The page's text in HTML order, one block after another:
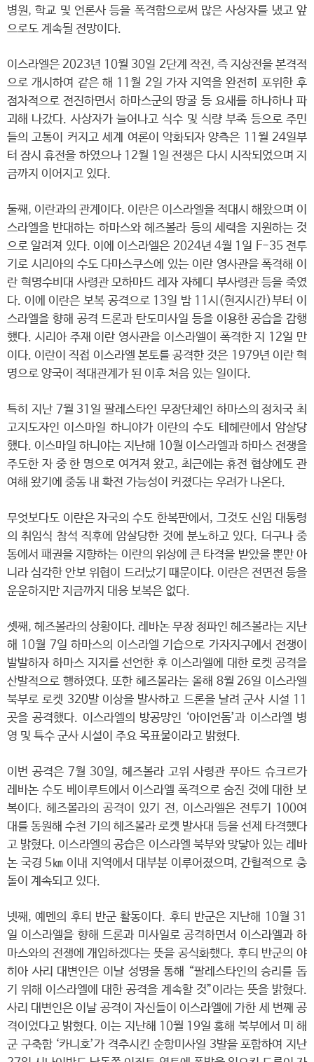
병원, 학교 및 언론사 등을 폭격함으로써 많은 사상자를 냈고 앞
으로도 계속될 전망이다.
이스라엘은 2023년 10월 30일 2단계 작전, 즉 지상전을 본격적
으로 개시하여 같은 해 11월 2일 가자 지역을 완전히 포위한 후
점차적으로 전진하면서 하마스군의 땅굴 등 요새를 하나하나 파
괴해 나갔다. 사상자가 늘어나고 식수 및 식량 부족 등으로 주민
들의 고통이 커지고 세계 여론이 악화되자 양측은 11월 24일부
터 잠시 휴전을 하였으나 12월 1일 전쟁은 다시 시작되었으며 지
금까지 이어지고 있다.
둘째, 이란과의 관계이다. 이란은 이스라엘을 적대시 해왔으며 이
스라엘을 반대하는 하마스와 헤즈볼라 등의 세력을 지원하는 것
으로 알려져 있다. 이에 이스라엘은 2024년 4월 1일 F-35 전투
기로 시리아의 수도 다마스쿠스에 있는 이란 영사관을 폭격해 이
란 혁명수비대 사령관 모하마드 레자 자헤디 부사령관 등을 죽였
다. 이에 이란은 보복 공격으로 13일 밤 11시(현지시간)부터 이
스라엘을 향해 공격 드론과 탄도미사일 등을 이용한 공습을 감행
했다. 시리아 주재 이란 영사관을 이스라엘이 폭격한 지 12일 만
이다. 이란이 직접 이스라엘 본토를 공격한 것은 1979년 이란 혁
명으로 양국이 적대관계가 된 이후 처음 있는 일이다.
특히 지난 7월 31일 팔레스타인 무장단체인 하마스의 정치국 최
고지도자인 이스마일 하니야가 이란의 수도 테헤란에서 암살당
했다. 이스마일 하니야는 지난해 10월 이스라엘과 하마스 전쟁을
주도한 자 중 한 명으로 여겨져 왔고, 최근에는 휴전 협상에도 관
여해 왔기에 중동 내 확전 가능성이 커졌다는 우려가 나온다.
무엇보다도 이란은 자국의 수도 한복판에서, 그것도 신임 대통령
의 취임식 참석 직후에 암살당한 것에 분노하고 있다. 더구나 중
동에서 패권을 지향하는 이란의 위상에 큰 타격을 받았을 뿐만 아
니라 심각한 안보 위협이 드러났기 때문이다. 이란은 전면전 등을
운운하지만 지금까지 대응 보복은 없다.
셋째, 헤즈볼라의 상황이다. 레바논 무장 정파인 헤즈볼라는 지난
해 10월 7일 하마스의 이스라엘 기습으로 가자지구에서 전쟁이
발발하자 하마스 지지를 선언한 후 이스라엘에 대한 로켓 공격을
산발적으로 행하였다. 또한 헤즈볼라는 올해 8월 26일 이스라엘
북부로 로켓 320발 이상을 발사하고 드론을 날려 군사 시설 11
곳을 공격했다. 이스라엘의 방공망인 ‘아이언돔’과 이스라엘 병
영 및 특수 군사 시설이 주요 목표물이라고 밝혔다.
이번 공격은 7월 30일, 헤즈볼라 고위 사령관 푸아드 슈크르가
레바논 수도 베이루트에서 이스라엘 폭격으로 숨진 것에 대한 보
복이다. 헤즈볼라의 공격이 있기 전, 이스라엘은 전투기 100여
대를 동원해 수천 기의 헤즈볼라 로켓 발사대 등을 선제 타격했다
고 밝혔다. 이스라엘의 공습은 이스라엘 북부와 맞닿아 있는 레바
논 국경 5㎞ 이내 지역에서 대부분 이루어졌으며, 간헐적으로 충
돌이 계속되고 있다.
넷째, 예멘의 후티 반군 활동이다. 후티 반군은 지난해 10월 31
일 이스라엘을 향해 드론과 미사일로 공격하면서 이스라엘과 하
마스와의 전쟁에 개입하겠다는 뜻을 공식화했다. 후티 반군의 야
히아 사리 대변인은 이날 성명을 통해 “팔레스타인의 승리를 돕
기 위해 이스라엘에 대한 공격을 계속할 것”이라는 뜻을 밝혔다.
사리 대변인은 이날 공격이 자신들이 이스라엘에 가한 세 번째 공
격이었다고 밝혔다. 이는 지난해 10월 19일 홍해 북부에서 미 해
군 구축함 ‘카니호’가 격추시킨 순항미사일 3발을 포함하여 지난